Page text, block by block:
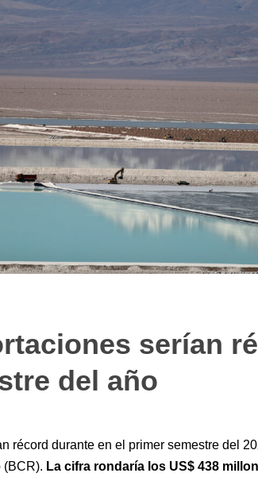
serían
del año
récord durante en el primer semestre del
(BCR). La cifra rondaría los US$ 438